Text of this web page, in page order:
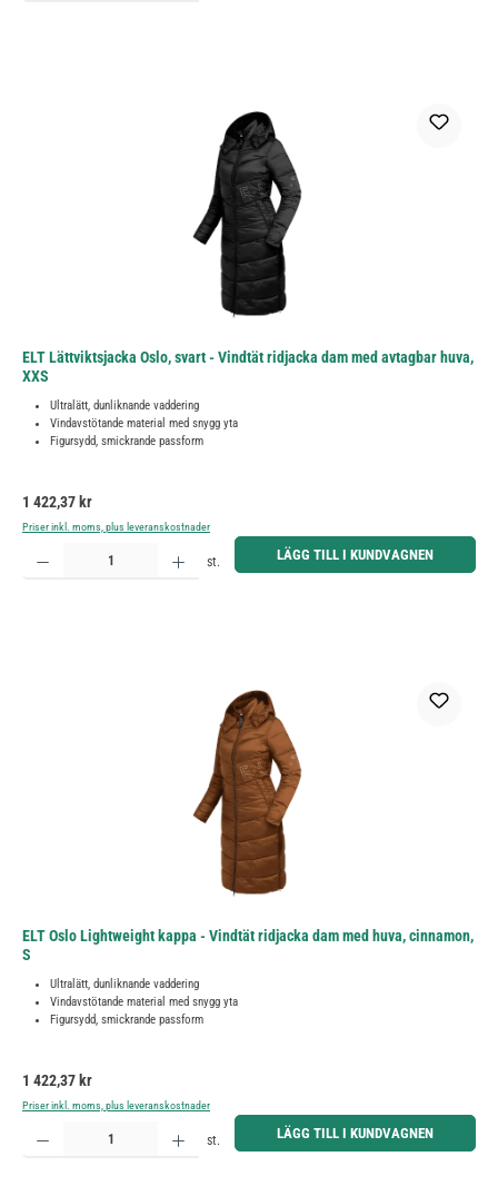
ELT Lättviktsjacka Oslo, svart - Vindtät ridjacka dam med avtagbar huva,
XXS
Ultralätt, dunliknande vaddering
Vindavstötande material med snygg yta
Figursydd, smickrande passform
Ordinarie pris:
1 422,37 kr
Priser inkl. moms, plus leveranskostnader
Produktkvantitet: Ange önskat belopp eller använd knapparna för att öka eller minska kvantiteten.
st. LÄGG TILL I KUNDVAGNEN
ELT Oslo Lightweight kappa - Vindtät ridjacka dam med huva, cinnamon,
S
Ultralätt, dunliknande vaddering
Vindavstötande material med snygg yta
Figursydd, smickrande passform
Ordinarie pris:
1 422,37 kr
Priser inkl. moms, plus leveranskostnader
Produktkvantitet: Ange önskat belopp eller använd knapparna för att öka eller minska kvantiteten.
st. LÄGG TILL I KUNDVAGNEN